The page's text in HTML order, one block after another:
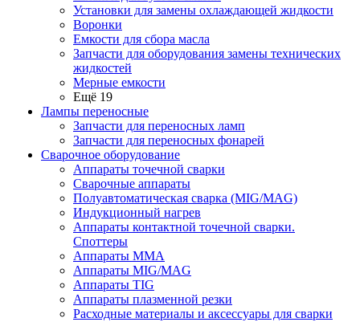
Установки для замены охлаждающей жидкости
Воронки
Емкости для сбора масла
Запчасти для оборудования замены технических
жидкостей
Мерные емкости
Ещё 19
Лампы переносные
Запчасти для переносных ламп
Запчасти для переносных фонарей
Сварочное оборудование
Аппараты точечной сварки
Сварочные аппараты
Полуавтоматическая сварка (MIG/MAG)
Индукционный нагрев
Аппараты контактной точечной сварки.
Споттеры
Аппараты MMA
Аппараты MIG/MAG
Аппараты TIG
Аппараты плазменной резки
Расходные материалы и аксессуары для сварки